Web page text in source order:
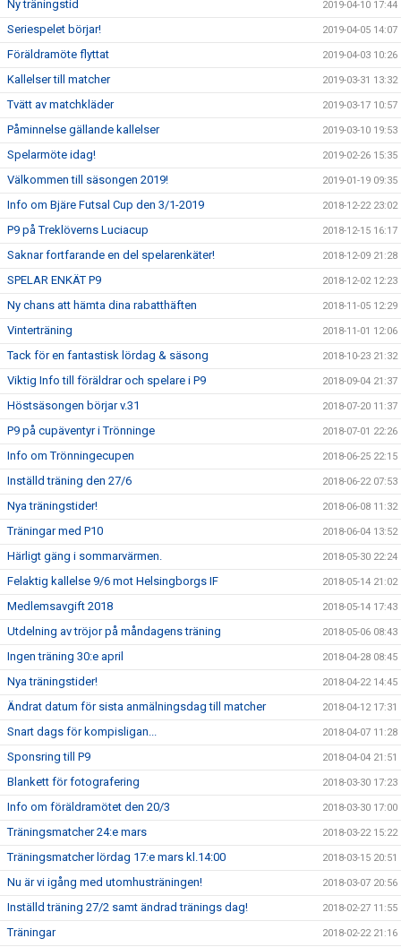
Ny träningstid 2019-04-10 17:44
Seriespelet börjar! 2019-04-05 14:07
Föräldramöte flyttat 2019-04-03 10:26
Kallelser till matcher 2019-03-31 13:32
Tvätt av matchkläder 2019-03-17 10:57
Påminnelse gällande kallelser 2019-03-10 19:53
Spelarmöte idag! 2019-02-26 15:35
Välkommen till säsongen 2019! 2019-01-19 09:35
Info om Bjäre Futsal Cup den 3/1-2019 2018-12-22 23:02
P9 på Treklöverns Luciacup 2018-12-15 16:17
Saknar fortfarande en del spelarenkäter! 2018-12-09 21:28
SPELAR ENKÄT P9 2018-12-02 12:23
Ny chans att hämta dina rabatthäften 2018-11-05 12:29
Vinterträning 2018-11-01 12:06
Tack för en fantastisk lördag & säsong 2018-10-23 21:32
Viktig Info till föräldrar och spelare i P9 2018-09-04 21:37
Höstsäsongen börjar v.31 2018-07-20 11:37
P9 på cupäventyr i Trönninge 2018-07-01 22:26
Info om Trönningecupen 2018-06-25 22:15
Inställd träning den 27/6 2018-06-22 07:53
Nya träningstider! 2018-06-08 11:32
Träningar med P10 2018-06-04 13:52
Härligt gäng i sommarvärmen. 2018-05-30 22:24
Felaktig kallelse 9/6 mot Helsingborgs IF 2018-05-14 21:02
Medlemsavgift 2018 2018-05-14 17:43
Utdelning av tröjor på måndagens träning 2018-05-06 08:43
Ingen träning 30:e april 2018-04-28 08:45
Nya träningstider! 2018-04-22 14:45
Ändrat datum för sista anmälningsdag till matcher 2018-04-12 17:31
Snart dags för kompisligan... 2018-04-07 11:28
Sponsring till P9 2018-04-04 21:51
Blankett för fotografering 2018-03-30 17:23
Info om föräldramötet den 20/3 2018-03-30 17:00
Träningsmatcher 24:e mars 2018-03-22 15:22
Träningsmatcher lördag 17:e mars kl.14:00 2018-03-15 20:51
Nu är vi igång med utomhusträningen! 2018-03-07 20:56
Inställd träning 27/2 samt ändrad tränings dag! 2018-02-27 11:55
Träningar 2018-02-22 21:16